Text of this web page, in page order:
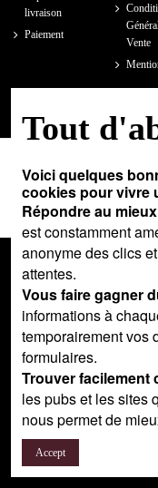
livraison
Paiement
Vente
Tout
Voici quelques
cookies pour vivre
Répondre au
est constamment
anonyme des clics
attentes.
Vous faire gagner
informations à
temporairement vos
formulaires.
Trouver facilement
les pubs et les sites
nous permet de
Accept